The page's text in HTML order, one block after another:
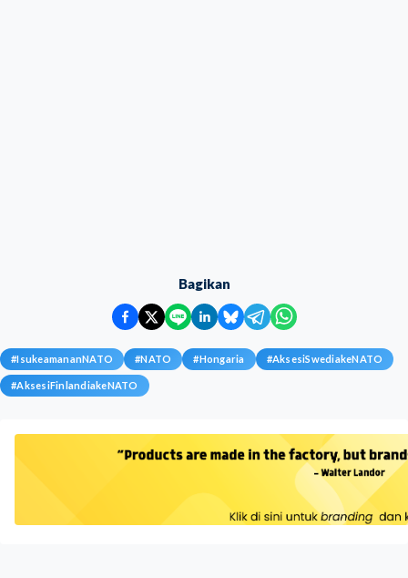
Bagikan
#IsukeamananNATO #NATO #Hongaria #AksesiSwediakeNATO
#AksesiFinlandiakeNATO